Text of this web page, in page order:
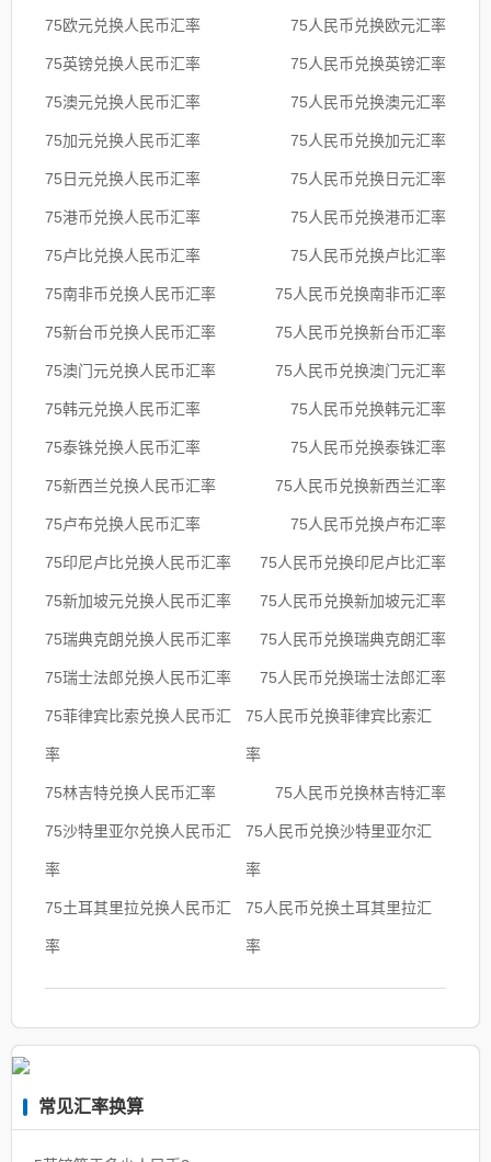
75欧元兑换人民币汇率 75人民币兑换欧元汇率
75英镑兑换人民币汇率 75人民币兑换英镑汇率
75澳元兑换人民币汇率 75人民币兑换澳元汇率
75加元兑换人民币汇率 75人民币兑换加元汇率
75日元兑换人民币汇率 75人民币兑换日元汇率
75港币兑换人民币汇率 75人民币兑换港币汇率
75卢比兑换人民币汇率 75人民币兑换卢比汇率
75南非币兑换人民币汇率 75人民币兑换南非币汇率
75新台币兑换人民币汇率 75人民币兑换新台币汇率
75澳门元兑换人民币汇率 75人民币兑换澳门元汇率
75韩元兑换人民币汇率 75人民币兑换韩元汇率
75泰铢兑换人民币汇率 75人民币兑换泰铢汇率
75新西兰兑换人民币汇率 75人民币兑换新西兰汇率
75卢布兑换人民币汇率 75人民币兑换卢布汇率
75印尼卢比兑换人民币汇率 75人民币兑换印尼卢比汇率
75新加坡元兑换人民币汇率 75人民币兑换新加坡元汇率
75瑞典克朗兑换人民币汇率 75人民币兑换瑞典克朗汇率
75瑞士法郎兑换人民币汇率 75人民币兑换瑞士法郎汇率
75菲律宾比索兑换人民币汇
率
75人民币兑换菲律宾比索汇
率
75林吉特兑换人民币汇率 75人民币兑换林吉特汇率
75沙特里亚尔兑换人民币汇
率
75人民币兑换沙特里亚尔汇
率
75土耳其里拉兑换人民币汇
率
75人民币兑换土耳其里拉汇
率
常见汇率换算